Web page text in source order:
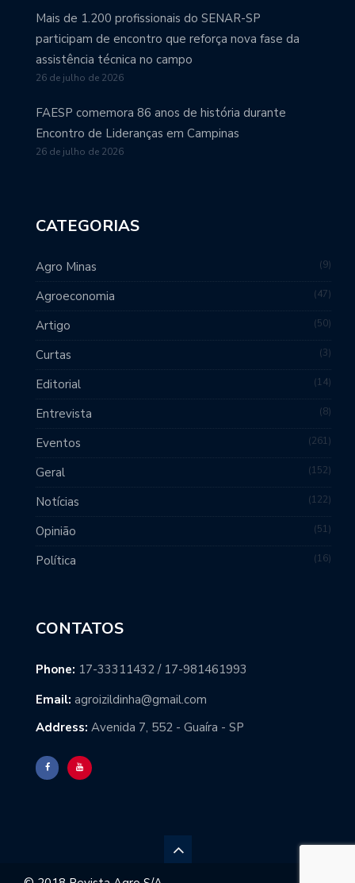
Mais de 1.200 profissionais do SENAR-SP
participam de encontro que reforça nova fase da
assistência técnica no campo
26 de julho de 2026
FAESP comemora 86 anos de história durante
Encontro de Lideranças em Campinas
26 de julho de 2026
CATEGORIAS
Agro Minas 9
Agroeconomia 47
Artigo 50
Curtas 3
Editorial 14
Entrevista 8
Eventos 261
Geral 152
Notícias 122
Opinião 51
Política 16
CONTATOS
Phone: 17-33311432 / 17-981461993
Email: agroizildinha@gmail.com
Address: Avenida 7, 552 - Guaíra - SP